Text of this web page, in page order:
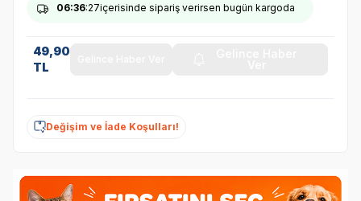
06:36:27içerisinde sipariş verirsen bugün kargoda
49,90
TL
Değişim ve İade Koşulları!